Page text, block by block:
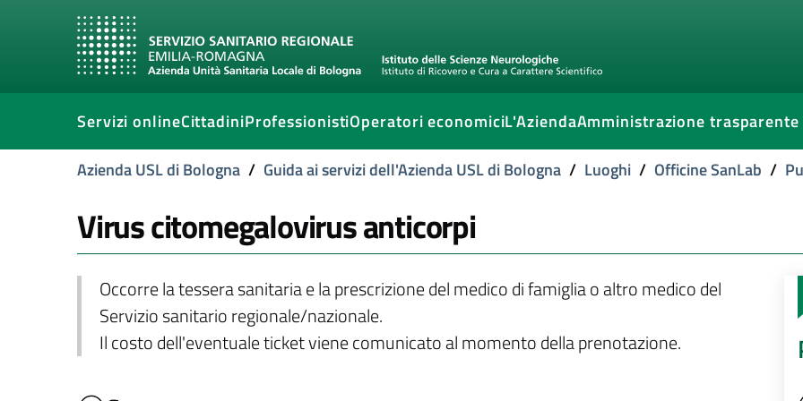
Servizi onlineCittadiniProfessionistiOperatori economiciL'AziendaAmministrazione trasparente
Azienda USL di Bologna / Guida ai servizi dell'Azienda USL di Bologna / Luoghi / Officine SanLab /
Virus citomegalovirus anticorpi
Occorre la tessera sanitaria e la prescrizione del medico di famiglia o altro medico del
Servizio sanitario regionale/nazionale.
Il costo dell'eventuale ticket viene comunicato al momento della prenotazione.